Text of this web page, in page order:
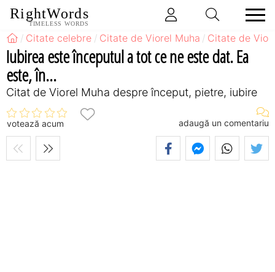
RightWords
TIMELESS WORDS
Citate celebre Citate de Viorel Muha Citate de
Iubirea este începutul a tot ce ne este dat. Ea
este, în...
Citat de Viorel Muha despre început, pietre, iubire
votează acum adaugă un comentariu